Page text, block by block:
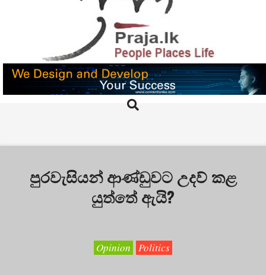
PRAJA.LK
Search
පුරවැසියන් ආණ්ඩුවට උදව් කළ
යුත්තේ ඇයි?
Opinion Politics